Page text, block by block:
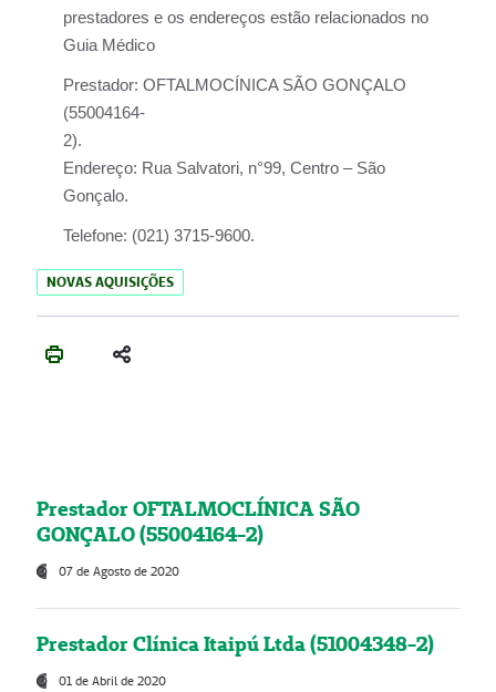
prestadores e os endereços estão relacionados no
Guia Médico
Prestador: OFTALMOCÍNICA SÃO GONÇALO
(55004164-
2).
Endereço: Rua Salvatori, n°99, Centro – São
Gonçalo.
Telefone: (021) 3715-9600.
NOVAS AQUISIÇÕES
Prestador OFTALMOCLÍNICA SÃO
GONÇALO (55004164-2)
07 de Agosto de 2020
Prestador Clínica Itaipú Ltda (51004348-2)
01 de Abril de 2020